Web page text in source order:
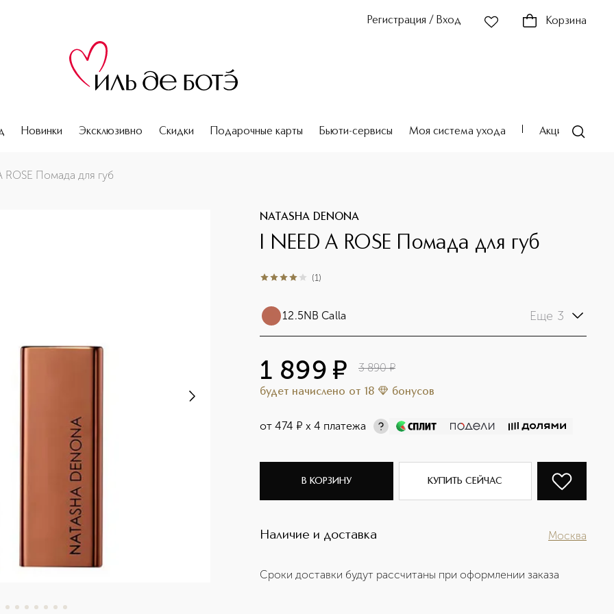
Регистрация / Вход Корзина
Новинки Эксклюзивно Скидки Подарочные карты Бьюти-сервисы Моя система ухода Акции
ROSE Помада для губ
NATASHA DENONA
I NEED A ROSE Помада для губ
4из 51 (1)
12.5NB Calla Еще 3
1 899 ¤ 3 890 ¤
будет начислено от 18 бонусов
от474 ¤ х 4 платежа
В КОРЗИНУ КУПИТЬ СЕЙЧАС
Наличие и доставка Москва
Сроки доставки будут рассчитаны при оформлении заказа